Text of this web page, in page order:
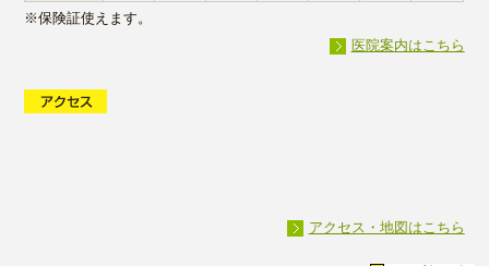
※保険証使えます。
医院案内はこちら
アクセス・地図はこちら